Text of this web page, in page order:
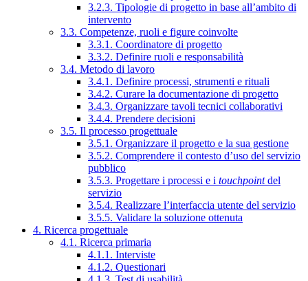
3.2.3. Tipologie di progetto in base all’ambito di
intervento
3.3. Competenze, ruoli e figure coinvolte
3.3.1. Coordinatore di progetto
3.3.2. Definire ruoli e responsabilità
3.4. Metodo di lavoro
3.4.1. Definire processi, strumenti e rituali
3.4.2. Curare la documentazione di progetto
3.4.3. Organizzare tavoli tecnici collaborativi
3.4.4. Prendere decisioni
3.5. Il processo progettuale
3.5.1. Organizzare il progetto e la sua gestione
3.5.2. Comprendere il contesto d’uso del servizio
pubblico
3.5.3. Progettare i processi e i touchpointdel
servizio
3.5.4. Realizzare l’interfaccia utente del servizio
3.5.5. Validare la soluzione ottenuta
4. Ricerca progettuale
4.1. Ricerca primaria
4.1.1. Interviste
4.1.2. Questionari